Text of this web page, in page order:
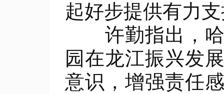
起好步提供有力
许勤指出，哈
园在龙江振兴发
意识，增强责任